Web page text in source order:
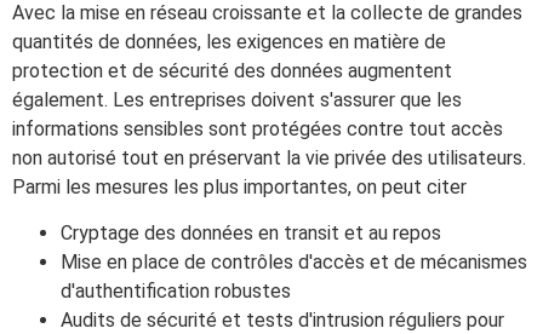
Avec la mise en réseau croissante et la collecte de grandes
quantités de données, les exigences en matière de
protection et de sécurité des données augmentent
également. Les entreprises doivent s'assurer que les
informations sensibles sont protégées contre tout accès
non autorisé tout en préservant la vie privée des utilisateurs.
Parmi les mesures les plus importantes, on peut citer
Cryptage des données en transit et au repos
Mise en place de contrôles d'accès et de mécanismes
d'authentification robustes
Audits de sécurité et tests d'intrusion réguliers pour